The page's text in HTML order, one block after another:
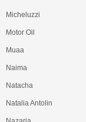
Micheluzzi
Motor Oil
Muaa
Naima
Natacha
Natalia Antolin